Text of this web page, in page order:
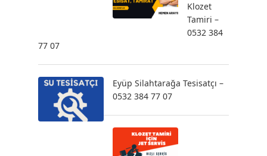
Klozet
Tamiri –
0532 384
77 07
Eyüp Silahtarağa Tesisatçı –
0532 384 77 07